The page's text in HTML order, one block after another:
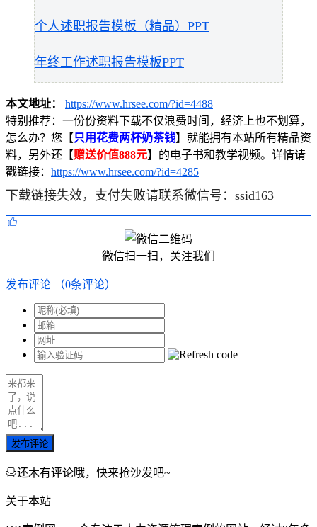
个人述职报告模板（精品）PPT
年终工作述职报告模板PPT
本文地址：
https://www.hrsee.com/?id=4488
特别推荐： 一份份资料下载不仅浪费时间，经济上也不划算，
怎么办？您【只用花费两杯奶茶钱】就能拥有本站所有精品资
料，另外还【赠送价值888元】的电子书和教学视频。详情请
戳链接： https://www.hrsee.com/?id=4285
下载链接失效，支付失败请联系微信号：ssid163
微信扫一扫，关注我们
发布评论 （0条评论）
发布评论
还木有评论哦，快来抢沙发吧~
关于本站